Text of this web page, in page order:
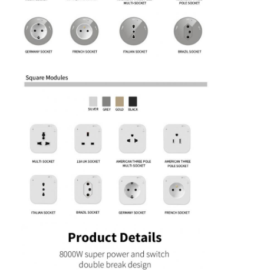
Tischmontage-Stromstreifen
Vertieftes Schreibtischausschnitt